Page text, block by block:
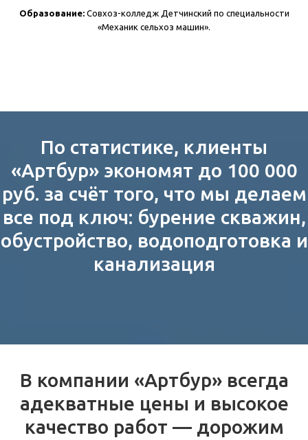
Образование:Совхоз-колледж Детчинский по специальности
«Механик сельхоз машин».
По статистике, клиенты
«Артбур» экономят до 100 000
руб. за счёт того, что мы делаем
все под ключ: бурение скважин,
обустройство, водоподготовка и
канализация
В компании «Артбур» всегда
адекватные цены и высокое
качество работ — дорожим